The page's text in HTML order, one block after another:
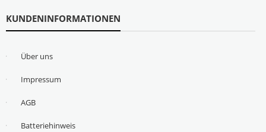
KUNDENINFORMATIONEN
Über uns
Impressum
AGB
Batteriehinweis